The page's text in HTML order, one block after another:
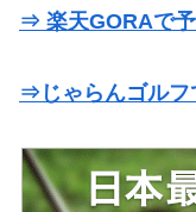
⇒ 楽天GORAで予
⇒じゃらんゴルフ